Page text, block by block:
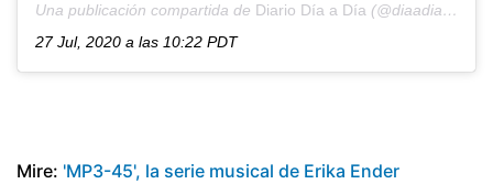
Una publicación compartida de Diario Día a Día (@diaadiapa) el
27 Jul, 2020 a las 10:22 PDT
Mire: 'MP3-45', la serie musical de Erika Ender